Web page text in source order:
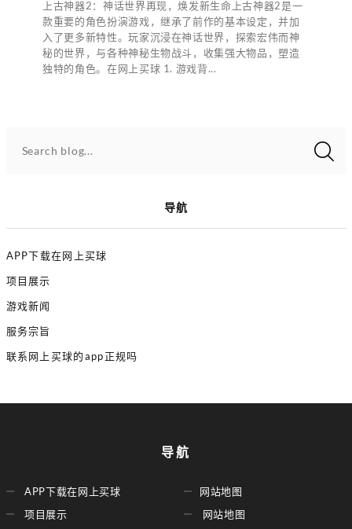
上古神器2：神话世界再现，焕发新生命上古神器2是一
款重要的角色扮演游戏，继承了前作的基本设定，并加
入了更多新特性。玩家沉浸在神话世界，探索宏伟而神
秘的世界，与各种神秘生物战斗，收集强大物品，塑造
独特的角色。在网上买球 1. 游戏背...
Search blog...
导航
APP下载在网上买球
项目展示
游戏新闻
服务宗旨
联系网上买球的app正规吗
导航
APP下载在网上买球
项目展示
网站地图
网站地图